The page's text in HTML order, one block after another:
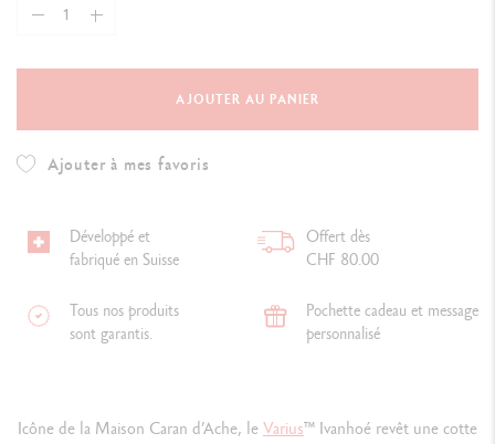
AJOUTER AU PANIER
Ajouter à mes favoris
Développé et
fabriqué en Suisse
Offert dès
CHF 80.00
Tous nos produits
sont garantis.
Pochette cadeau et message
personnalisé
Icône de la Maison Caran d’Ache, leVarius™ Ivanhoé revêt une cotte